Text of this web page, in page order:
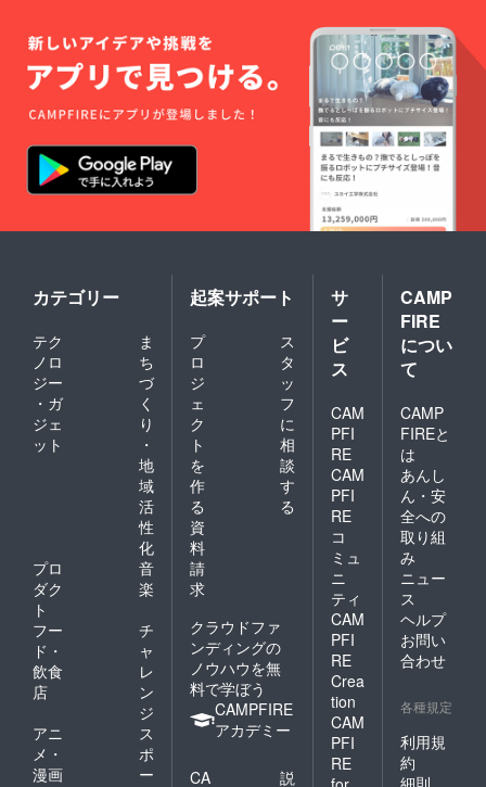
カテゴリー
テク
ノロ
ジー
・ガ
ジェ
ット
ま
ち
づ
く
り
・
地
域
活
性
化
プロ
ダク
ト
音
楽
フー
ド・
飲食
店
チ
ャ
レ
ン
ジ
アニ
メ・
漫画
ス
ポ
ー
起案サポート
プ
ロ
ジ
ェ
ク
ト
を
作
る
ス
タ
ッ
フ
に
相
談
す
る
資
料
請
求
クラウドファ
ンディングの
ノウハウを無
料で学ぼう
CAMPFIRE
アカデミー
CA 説
サ
ー
ビ
ス
CAM
PFI
RE
CAM
PFI
RE
コ
ミュ
ニ
ティ
CAM
PFI
RE
Crea
tion
CAM
PFI
RE
CAMP
FIRE
につい
て
CAMP
FIREと
は
あんし
ん・安
全への
取り組
み
ニュー
ス
ヘルプ
お問い
合わせ
各種規定
利用規
約